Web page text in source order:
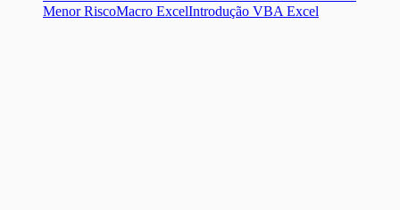
Menor RiscoMacro ExcelIntrodução VBA Excel